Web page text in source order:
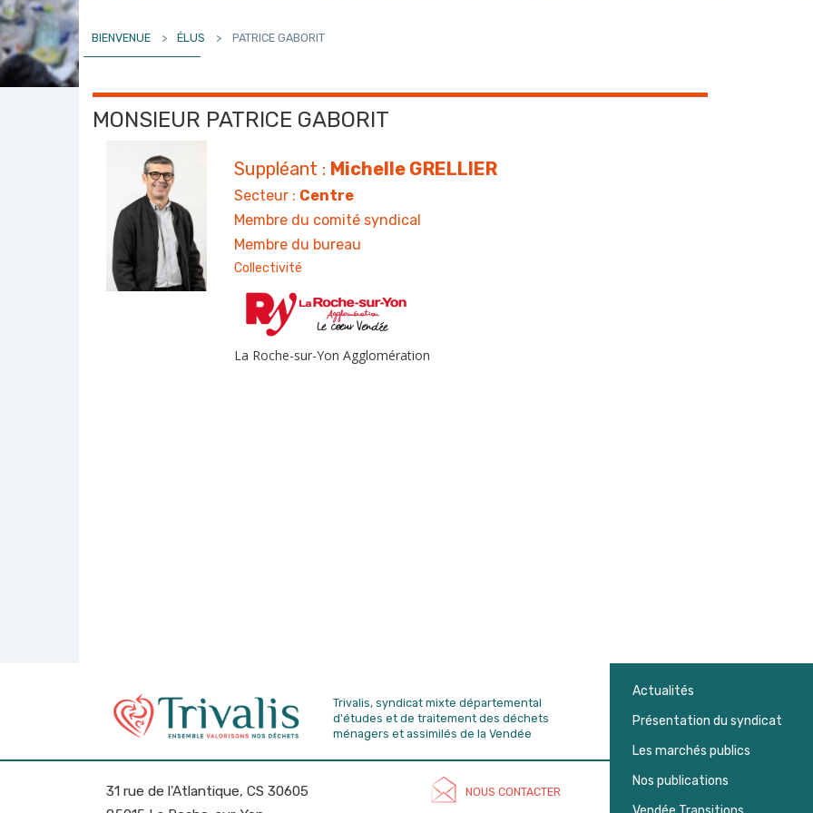
BIENVENUE > ÉLUS > PATRICE GABORIT
MONSIEUR PATRICE GABORIT
Suppléant : Michelle GRELLIER
Secteur : Centre
Membre du comité syndical
Membre du bureau
Collectivité
La Roche-sur-Yon Agglomération
Trivalis, syndicat mixte départemental
d'études et de traitement des déchets
ménagers et assimilés de la Vendée
31 rue de l'Atlantique, CS 30605
NOUS CONTACTER
Actualités
Présentation du syndicat
Les marchés publics
Nos publications